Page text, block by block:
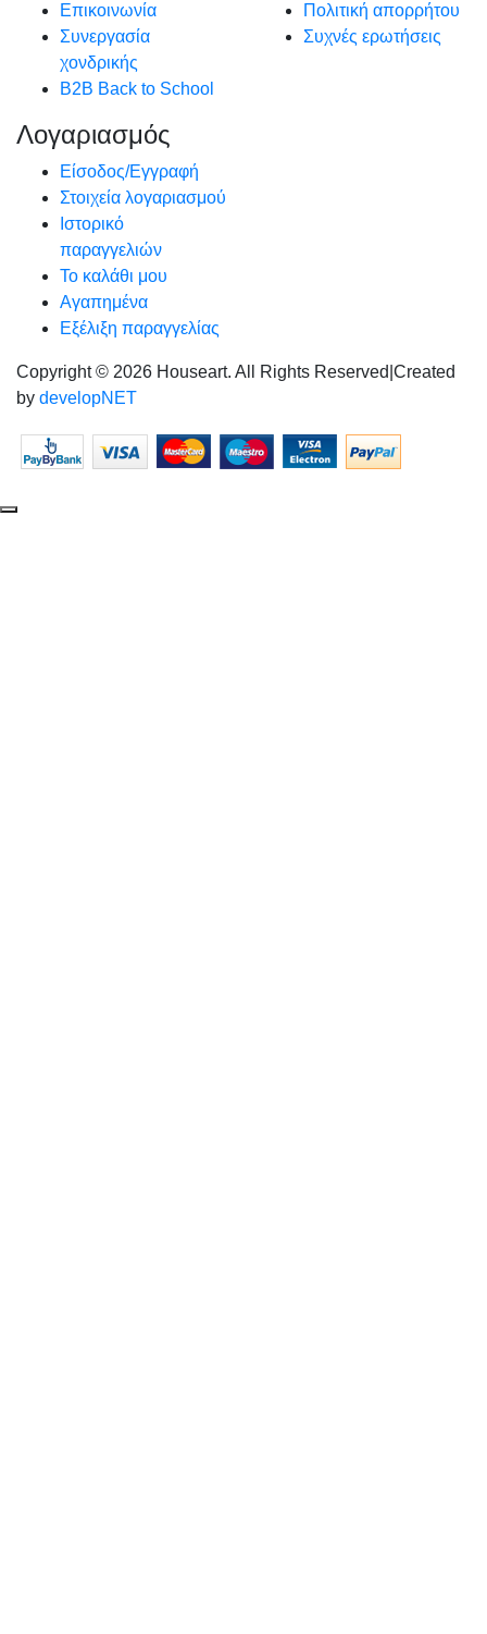
Επικοινωνία
Συνεργασία
χονδρικής
B2B Back to School
Πολιτική απορρήτου
Συχνές ερωτήσεις
Λογαριασμός
Είσοδος/Εγγραφή
Στοιχεία λογαριασμού
Ιστορικό
παραγγελιών
Το καλάθι μου
Αγαπημένα
Εξέλιξη παραγγελίας
Copyright © 2026 Houseart. All Rights Reserved Created
by developNET